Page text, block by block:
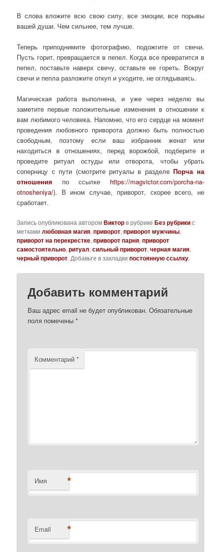
В слова вложите всю свою силу, все эмоции, все порывы
вашей души. Чем сильнее, тем лучше.
Теперь приподнимите фотографию, подожгите от свечи.
Пусть горит, превращается в пепел. Когда все превратится в
пепел, поставьте наверх свечу, оставьте ее гореть. Вокруг
свечи и пепла разложите откуп и уходите, не оглядываясь.
Магическая работа выполнена, и уже через неделю вы
заметите первые положительные изменения в отношении к
вам любимого человека. Напомню, что его сердце на момент
проведения любовного приворота должно быть полностью
свободным, поэтому если ваш избранник женат или
находиться в отношениях, перед ворожбой, подберите и
проведите ритуал остуды или отворота, чтобы убрать
соперницу с пути (смотрите ритуалы в разделеПорча на
отношения по ссылке https://magvictor.com/porcha-na-
otnosheniya/). В ином случае, приворот, скорее всего, не
сработает.
Запись опубликована авторомВикторв рубрикеБез рубрикис
меткамилюбовная магия,приворот,приворот мужчины,
приворот на перекрестке,приворот парня,приворот
самостоятельно,ритуал,сильный приворот,черная магия,
черный приворот. Добавьте в закладкипостоянную ссылку.
Добавить комментарий
Ваш адрес email не будет опубликован. Обязательные
поля помечены*
Комментарий*
Имя *
Email *